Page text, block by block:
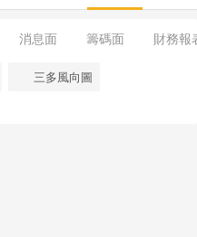
消息面 籌碼面 財務報
三多風向圖